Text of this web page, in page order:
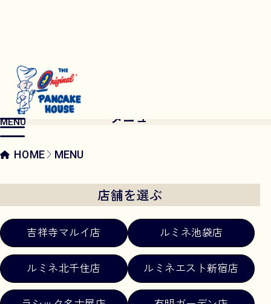
MENU メニュー
HOME MENU
店舗を選ぶ
吉祥寺マルイ店 ルミネ池袋店
ルミネ北千住店 ルミネエスト新宿店